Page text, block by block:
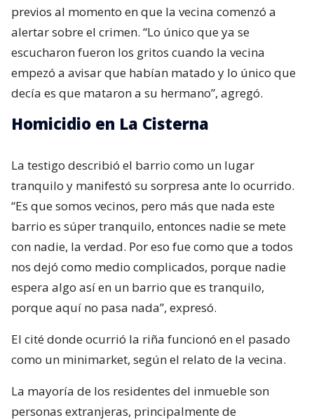
previos al momento en que la vecina comenzó a
alertar sobre el crimen. “Lo único que ya se
escucharon fueron los gritos cuando la vecina
empezó a avisar que habían matado y lo único que
decía es que mataron a su hermano”, agregó.
Homicidio en La Cisterna
La testigo describió el barrio como un lugar
tranquilo y manifestó su sorpresa ante lo ocurrido.
“Es que somos vecinos, pero más que nada este
barrio es súper tranquilo, entonces nadie se mete
con nadie, la verdad. Por eso fue como que a todos
nos dejó como medio complicados, porque nadie
espera algo así en un barrio que es tranquilo,
porque aquí no pasa nada”, expresó.
El cité donde ocurrió la riña funcionó en el pasado
como un minimarket, según el relato de la vecina.
La mayoría de los residentes del inmueble son
personas extranjeras, principalmente de